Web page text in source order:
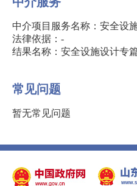
中介项目服务名称：安全设
法律依据：-
结果名称：安全设施设计专
常见问题
暂无常见问题